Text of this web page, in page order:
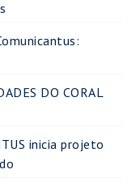
DO CORAL
inicia projeto